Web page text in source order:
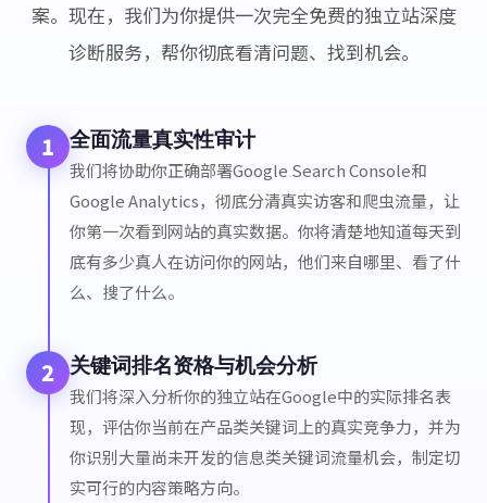
案。现在，我们为你提供一次完全免费的独立站深度
诊断服务，帮你彻底看清问题、找到机会。
1 全面流量真实性审计
我们将协助你正确部署Google Search Console和
Google Analytics，彻底分清真实访客和爬虫流量，让
你第一次看到网站的真实数据。你将清楚地知道每天到
底有多少真人在访问你的网站，他们来自哪里、看了什
么、搜了什么。
2 关键词排名资格与机会分析
我们将深入分析你的独立站在Google中的实际排名表
现，评估你当前在产品类关键词上的真实竞争力，并为
你识别大量尚未开发的信息类关键词流量机会，制定切
实可行的内容策略方向。